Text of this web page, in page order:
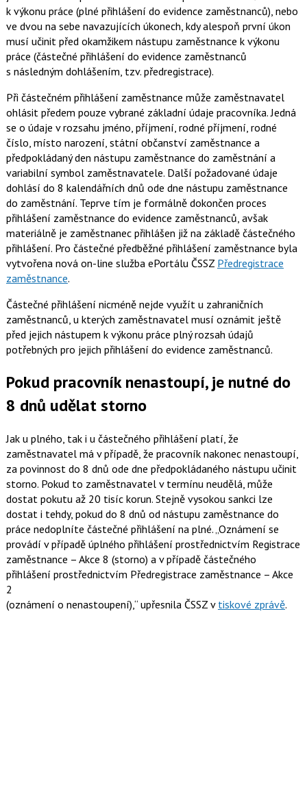
k výkonu práce (plné přihlášení do evidence zaměstnanců), nebo
ve dvou na sebe navazujících úkonech, kdy alespoň první úkon
musí učinit před okamžikem nástupu zaměstnance k výkonu
práce (částečné přihlášení do evidence zaměstnanců
s následným dohlášením, tzv. předregistrace).
Při částečném přihlášení zaměstnance může zaměstnavatel
ohlásit předem pouze vybrané základní údaje pracovníka. Jedná
se o údaje v rozsahu jméno, příjmení, rodné příjmení, rodné
číslo, místo narození, státní občanství zaměstnance a
předpokládaný den nástupu zaměstnance do zaměstnání a
variabilní symbol zaměstnavatele. Další požadované údaje
dohlásí do 8 kalendářních dnů ode dne nástupu zaměstnance
do zaměstnání. Teprve tím je formálně dokončen proces
přihlášení zaměstnance do evidence zaměstnanců, avšak
materiálně je zaměstnanec přihlášen již na základě částečného
přihlášení. Pro částečné předběžné přihlášení zaměstnance byla
vytvořena nová on-line služba ePortálu ČSSZ Předregistrace
zaměstnance.
Částečné přihlášení nicméně nejde využít u zahraničních
zaměstnanců, u kterých zaměstnavatel musí oznámit ještě
před jejich nástupem k výkonu práce plný rozsah údajů
potřebných pro jejich přihlášení do evidence zaměstnanců.
Pokud pracovník nenastoupí, je nutné do
8 dnů udělat storno
Jak u plného, tak i u částečného přihlášení platí, že
zaměstnavatel má v případě, že pracovník nakonec nenastoupí,
za povinnost do 8 dnů ode dne předpokládaného nástupu učinit
storno. Pokud to zaměstnavatel v termínu neudělá, může
dostat pokutu až 20 tisíc korun. Stejně vysokou sankci lze
dostat i tehdy, pokud do 8 dnů od nástupu zaměstnance do
práce nedoplníte částečné přihlášení na plné. Oznámení se
provádí v případě úplného přihlášení prostřednictvím Registrace
zaměstnance – Akce 8 (storno) a v případě částečného
přihlášení prostřednictvím Předregistrace zaměstnance – Akce
2
(oznámení o nenastoupení), upřesnila ČSSZ v tiskové zprávě.